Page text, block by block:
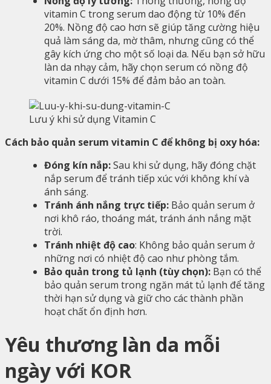
vitamin C trong serum dao động từ 10% đến
20%. Nồng độ cao hơn sẽ giúp tăng cường hiệu
quả làm sáng da, mờ thâm, nhưng cũng có thể
gây kích ứng cho một số loại da. Nếu bạn sở hữu
làn da nhạy cảm, hãy chọn serum có nồng độ
vitamin C dưới 15% để đảm bảo an toàn.
Lưu ý khi sử dụng Vitamin C
Cách bảo quản serum vitamin C để không bị oxy hóa:
Đóng kín nắp:Sau khi sử dụng, hãy đóng chặt
nắp serum để tránh tiếp xúc với không khí và
ánh sáng.
Tránh ánh nắng trực tiếp: Bảo quản serum ở
nơi khô ráo, thoáng mát, tránh ánh nắng mặt
trời.
Tránh nhiệt độ cao: Không bảo quản serum ở
những nơi có nhiệt độ cao như phòng tắm.
Bảo quản trong tủ lạnh (tùy chọn): Bạn có thể
bảo quản serum trong ngăn mát tủ lạnh để tăng
thời hạn sử dụng và giữ cho các thành phần
hoạt chất ổn định hơn.
Yêu thương làn da mỗi
ngày với KOR